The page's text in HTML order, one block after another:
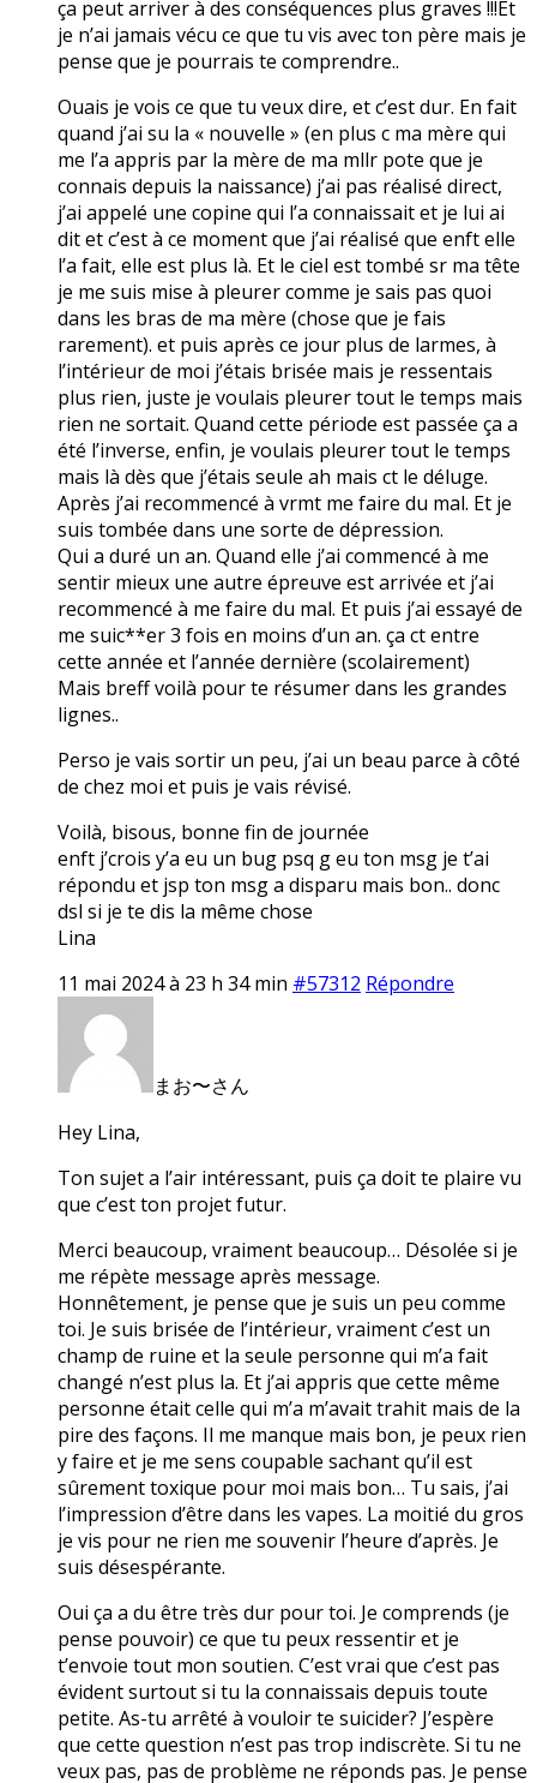
ça peut arriver à des conséquences plus graves !!!Et
je n’ai jamais vécu ce que tu vis avec ton père mais je
pense que je pourrais te comprendre..
Ouais je vois ce que tu veux dire, et c’est dur. En fait
quand j’ai su la « nouvelle » (en plus c ma mère qui
me l’a appris par la mère de ma mllr pote que je
connais depuis la naissance) j’ai pas réalisé direct,
j’ai appelé une copine qui l’a connaissait et je lui ai
dit et c’est à ce moment que j’ai réalisé que enft elle
l’a fait, elle est plus là. Et le ciel est tombé sr ma tête
je me suis mise à pleurer comme je sais pas quoi
dans les bras de ma mère (chose que je fais
rarement). et puis après ce jour plus de larmes, à
l’intérieur de moi j’étais brisée mais je ressentais
plus rien, juste je voulais pleurer tout le temps mais
rien ne sortait. Quand cette période est passée ça a
été l’inverse, enfin, je voulais pleurer tout le temps
mais là dès que j’étais seule ah mais ct le déluge.
Après j’ai recommencé à vrmt me faire du mal. Et je
suis tombée dans une sorte de dépression.
Qui a duré un an. Quand elle j’ai commencé à me
sentir mieux une autre épreuve est arrivée et j’ai
recommencé à me faire du mal. Et puis j’ai essayé de
me suic**er 3 fois en moins d’un an. ça ct entre
cette année et l’année dernière (scolairement)
Mais breff voilà pour te résumer dans les grandes
lignes..
Perso je vais sortir un peu, j’ai un beau parce à côté
de chez moi et puis je vais révisé.
Voilà, bisous, bonne fin de journée
enft j’crois y’a eu un bug psq g eu ton msg je t’ai
répondu et jsp ton msg a disparu mais bon.. donc
dsl si je te dis la même chose
Lina
11 mai 2024 à 23 h 34 min #57312 Répondre
まお〜さん
Hey Lina,
Ton sujet a l’air intéressant, puis ça doit te plaire vu
que c’est ton projet futur.
Merci beaucoup, vraiment beaucoup… Désolée si je
me répète message après message.
Honnêtement, je pense que je suis un peu comme
toi. Je suis brisée de l’intérieur, vraiment c’est un
champ de ruine et la seule personne qui m’a fait
changé n’est plus la. Et j’ai appris que cette même
personne était celle qui m’a m’avait trahit mais de la
pire des façons. Il me manque mais bon, je peux rien
y faire et je me sens coupable sachant qu’il est
sûrement toxique pour moi mais bon… Tu sais, j’ai
l’impression d’être dans les vapes. La moitié du gros
je vis pour ne rien me souvenir l’heure d’après. Je
suis désespérante.
Oui ça a du être très dur pour toi. Je comprends (je
pense pouvoir) ce que tu peux ressentir et je
t’envoie tout mon soutien. C’est vrai que c’est pas
évident surtout si tu la connaissais depuis toute
petite. As-tu arrêté à vouloir te suicider? J’espère
que cette question n’est pas trop indiscrète. Si tu ne
veux pas, pas de problème ne réponds pas. Je pense